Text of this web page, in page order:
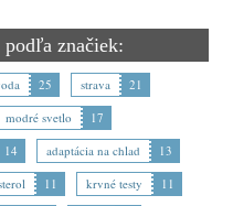
značiek:
25 strava
21
modré svetlo
17
14 adaptácia na chlad
13
11 krvné testy
11